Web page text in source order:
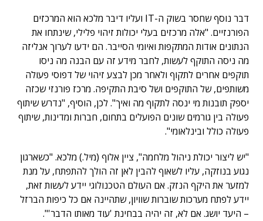
דבר נוסף שחסר בשוק ה-IT ועליו דיבר מלכא הוא המרכזים
הפורנזיים. "אלה מרכזים בעלי יכולות זיהוי פלילי, שינתחו את
הנתונים אודות המתקפות ואיומי הסייבר. הם ידעו לערוך אנליזה
מה ניסה התוקף לעשות, לחבר מידע זה עם הבנה מה ניסו
תוקפים אחרים לתקוף ולאחר מכן לבצע זיהוי של דפוסי פעולה
משותפים, של התוקפים ושל סיבת התקיפה. מרכז פורנזי שכזה
יספק תובנות מי ינסה לתקוף מה ואיך". לכן, הוסיף, "נדרש שיתוף
פעולה בין גורמים שונים הפועלים בתחום, חברות ומדינות, שיתוף
פעולה כולל ובינלאומי".
"יש ליצור יכולת ניהול מלחמה", ציין אלוף (מיל.) מלכא. "כשארגון
נגוע בנוזקה, עליו לשאוף להבין לאן זה הולך להתפתח, על מנת
למזער את היקף הנזק. אם העולם הטכנולוגי יידע לעשות זאת,
יידע לפתח מערכות שוברות שוויון, שתהיינה אם כל כיפות הברזל
– היעד יושג. אם לא, זה יהיה בבחינת 'עוד מאותו הדבר'".